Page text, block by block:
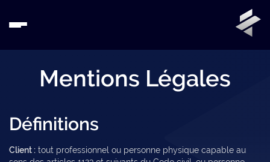
Mentions Légales
Définitions
Client : tout professionnel ou personne physique capable au